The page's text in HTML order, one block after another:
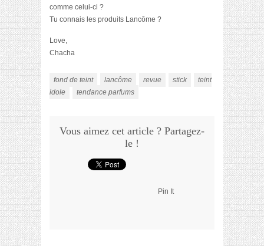
comme celui-ci ?
Tu connais les produits Lancôme ?
Love,
Chacha
fond de teint lancôme revue stick
teint
idole
tendance parfums
Vous aimez cet article ? Partagez-
le !
Pin It